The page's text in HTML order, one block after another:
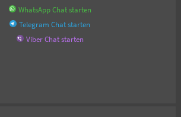
WhatsApp Chat starten
Telegram Chat starten
Viber Chat starten